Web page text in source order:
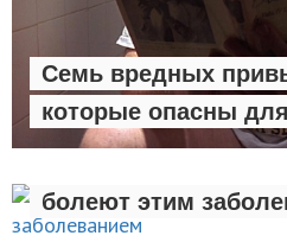
Семь вредных
которые опасны
болеют этим
Эксперты: есть